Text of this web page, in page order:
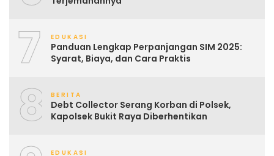
7 EDUKASI
Panduan Lengkap Perpanjangan SIM 2025:
Syarat, Biaya, dan Cara Praktis
8 BERITA
Debt Collector Serang Korban di Polsek,
Kapolsek Bukit Raya Diberhentikan
EDUKASI